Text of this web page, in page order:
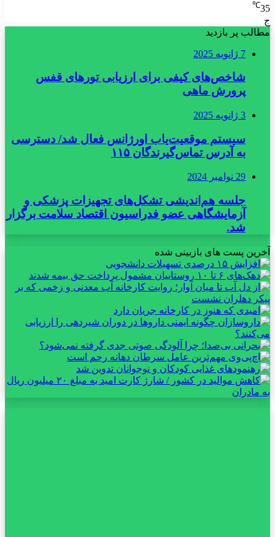
35
℃
ج
مطالب پر بازدید
7 ژانویه 2025
شاخص‌های کیفی برای ارزیابی تورهای قفس
پرورش ماهی
3 ژانویه 2025
سیستم موقعیت‌یاب اورژانس فعال شد/ دسترسی
به آدرس تماس‌گیرندگان ۱۱۵
29 نوامبر 2024
جلسه هم‌اندیشی تشکل‌های تجهیزات پزشکی و
آزمایشگاهی عضو فدراسیون اقتصاد سلامت برگزار
شد.
آخرین پست های بازبینی شده